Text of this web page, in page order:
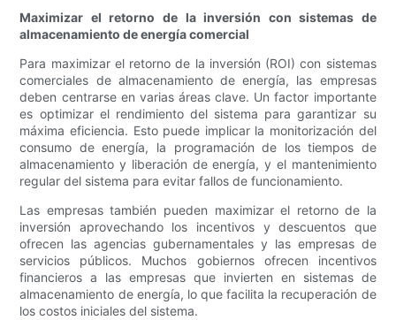
Maximizar el retorno de la inversión con sistemas de
almacenamiento de energía comercial
Para maximizar el retorno de la inversión (ROI) con sistemas
comerciales de almacenamiento de energía, las empresas
deben centrarse en varias áreas clave. Un factor importante
es optimizar el rendimiento del sistema para garantizar su
máxima eficiencia. Esto puede implicar la monitorización del
consumo de energía, la programación de los tiempos de
almacenamiento y liberación de energía, y el mantenimiento
regular del sistema para evitar fallos de funcionamiento.
Las empresas también pueden maximizar el retorno de la
inversión aprovechando los incentivos y descuentos que
ofrecen las agencias gubernamentales y las empresas de
servicios públicos. Muchos gobiernos ofrecen incentivos
financieros a las empresas que invierten en sistemas de
almacenamiento de energía, lo que facilita la recuperación de
los costos iniciales del sistema.